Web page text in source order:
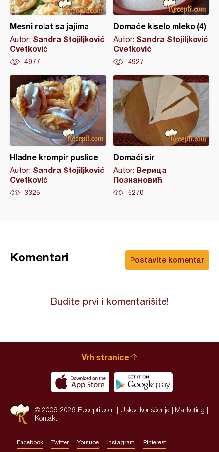
Mesni rolat sa jajima
Autor: Sandra Stojiljković
Cvetković
4977
Domaće kiselo mleko (4)
Autor: Sandra Stojiljković
Cvetković
4927
Hladne krompir puslice
Autor: Sandra Stojiljković
Cvetković
3325
Domaći sir
Autor: Верица
Познановић
5270
Postavite komentar
Komentari
Budite prvi i komentarišite!
Vrh stranice
© 2009-2026 Recepti.com | Uslovi korišćenja Marketing
Kontakt
Facebook Twitter Youtube Instagram Pinterest